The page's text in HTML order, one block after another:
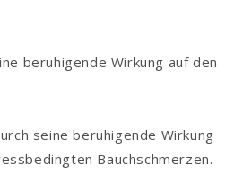
beruhigende Wirkung auf den
seine beruhigende Wirkung
Bauchschmerzen.